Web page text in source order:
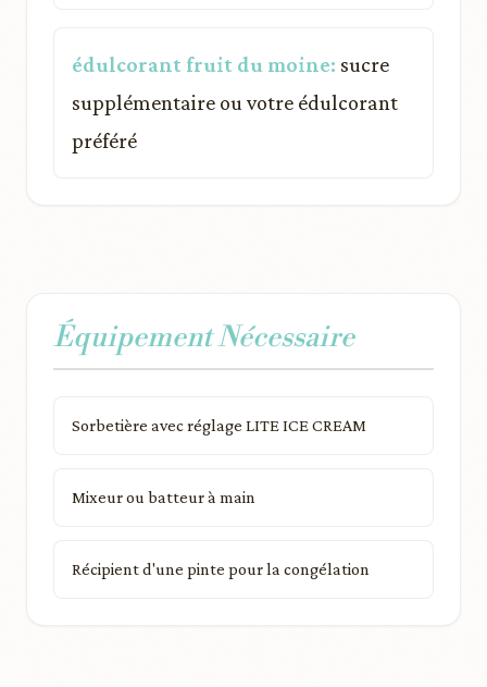
édulcorant fruit du moine: sucre
supplémentaire ou votre édulcorant
préféré
Équipement Nécessaire
Sorbetière avec réglage LITE ICE CREAM
Mixeur ou batteur à main
Récipient d'une pinte pour la congélation